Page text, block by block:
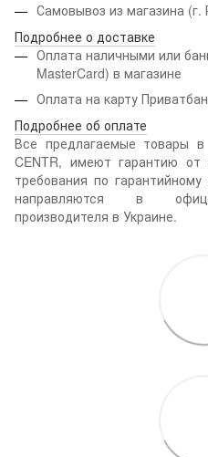
Самовывоз из магазина (г.
Подробнее о доставке
Оплата наличными или
MasterCard) в магазине
Оплата на карту
Подробнее об оплате
Все предлагаемые товары в
CENTR, имеют гарантию
требования по
направляются в
производителя в Украине.